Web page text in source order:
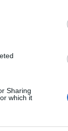
Sharing
which it
το
Η
λύκων